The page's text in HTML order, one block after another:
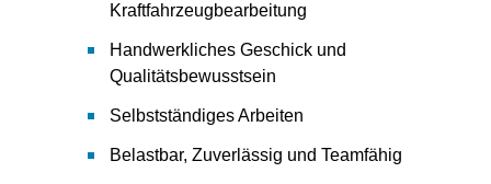
Kraftfahrzeugbearbeitung
Handwerkliches Geschick und
Qualitätsbewusstsein
Selbstständiges Arbeiten
Belastbar, Zuverlässig und Teamfähig